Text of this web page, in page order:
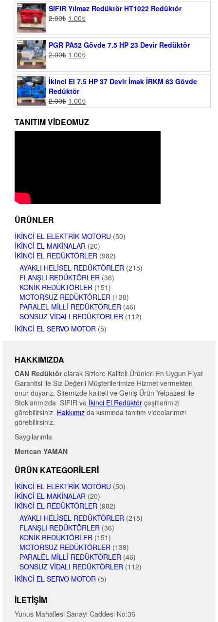
SIFIR Yılmaz Redüktör HT1022 Redüktör
2.00₺ 1.00₺
PGR PA52 Gövde 7.5 HP 23 Devir Redüktör
2.00₺ 1.00₺
İkinci El 7.5 HP 37 Devir İmak İRKM 83 Gövde
Redüktör
2.00₺ 1.00₺
TANITIM VIDEOMUZ
ÜRÜNLER
İKINCI EL ELEKTRIK MOTORU (50)
İKINCI EL MAKINALAR (20)
İKINCI EL REDÜKTÖRLER (982)
AYAKLI HELISEL REDÜKTÖRLER (215)
FLANŞLI REDÜKTÖRLER (36)
KONIK REDÜKTÖRLER (151)
MOTORSUZ REDÜKTÖRLER (138)
PARALEL MILLI REDÜKTÖRLER (46)
SONSUZ VIDALI REDÜKTÖRLER (112)
İKINCI EL SERVO MOTOR (5)
HAKKIMIZDA
CAN Redüktörolarak Sizlere Kaliteli Ürünleri En Uygun Fiyat
Garantisi ile Siz Değerli Müşterilerimize Hizmet vermekten
onur duyarız. Sitemizde kaliteli ve Geniş Ürün Yelpazesi ile
Stoklarımızda SIFIR ve İkinci El Redüktör çeşitlerimizi
görebilirsiniz. Hakkımız da kısmında tanıtım videolarımızı
görebilirsiniz.
Saygılarımla
Mertcan YAMAN
ÜRÜN KATEGORILERI
İKINCI EL ELEKTRIK MOTORU (50)
İKINCI EL MAKINALAR (20)
İKINCI EL REDÜKTÖRLER (982)
AYAKLI HELISEL REDÜKTÖRLER (215)
FLANŞLI REDÜKTÖRLER (36)
KONIK REDÜKTÖRLER (151)
MOTORSUZ REDÜKTÖRLER (138)
PARALEL MILLI REDÜKTÖRLER (46)
SONSUZ VIDALI REDÜKTÖRLER (112)
İKINCI EL SERVO MOTOR (5)
İLETIŞIM
Yunus Mahallesi Sanayi Caddesi No:36